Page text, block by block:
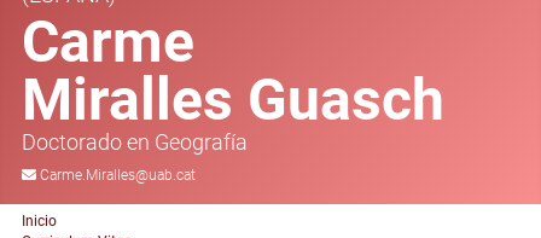
Carme
Miralles Guasch
Doctorado en Geografía
Carme.Miralles@uab.cat
Inicio